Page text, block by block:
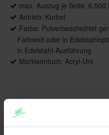
max. Auszug je Seite: 6.500
Antrieb: Kurbel
Farbe: Pulverbeschichtet
Farbwelt oder in
in Edelstahl-Ausführung
Markisentuch: Acryl-Uni
Produktbeschreibung